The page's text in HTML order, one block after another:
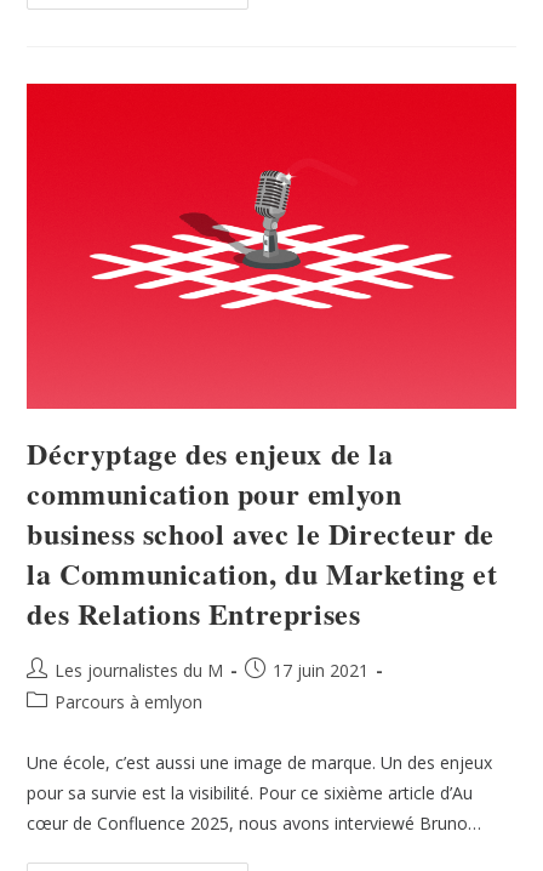
Décryptage des enjeux de la
communication pour emlyon
business school avec le Directeur de
la Communication, du Marketing et
des Relations Entreprises
Les journalistes du M
17 juin 2021
Parcours à emlyon
Une école, c’est aussi une image de marque. Un des enjeux
pour sa survie est la visibilité. Pour ce sixième article d’Au
cœur de Confluence 2025, nous avons interviewé Bruno…